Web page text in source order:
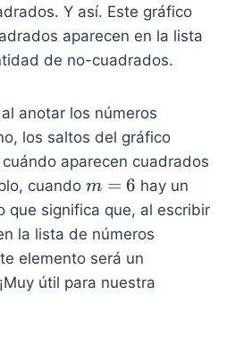
Y así. Este gráfico
aparecen en la lista
de no-cuadrados.
anotar los números
los saltos del gráfico
aparecen cuadrados
cuando m
=
6
m = 6 hay un
que significa que, al escribir
la lista de números
elemento será un
útil para nuestra